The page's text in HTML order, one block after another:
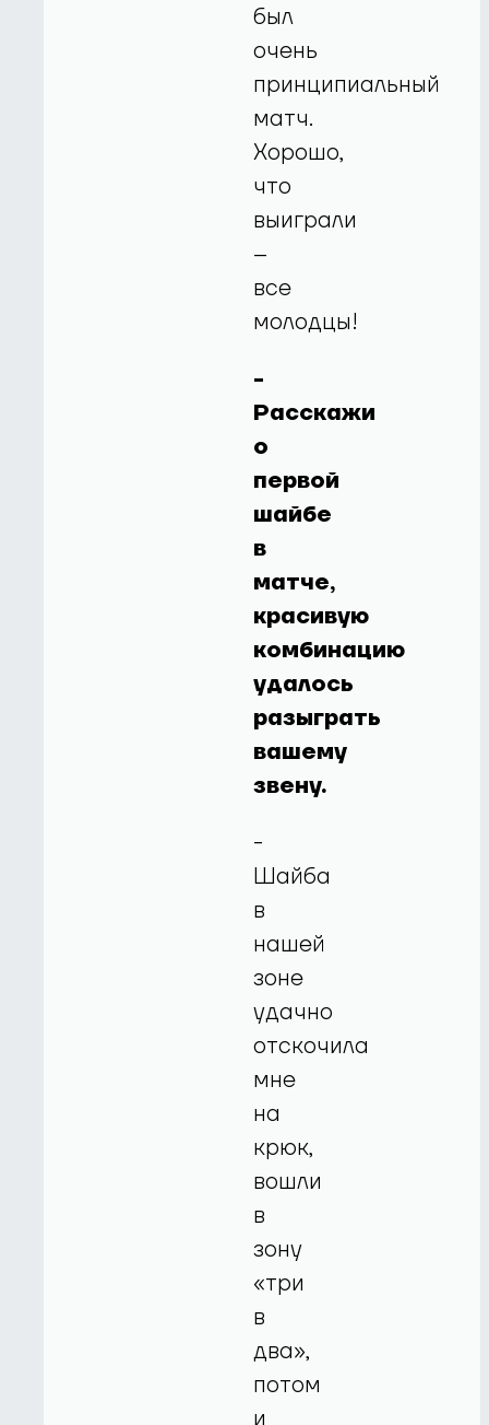
был
очень
принципиальный
матч.
Хорошо,
что
выиграли
–
все
молодцы!
-
Расскажи
о
первой
шайбе
в
матче,
красивую
комбинацию
удалось
разыграть
вашему
звену.
-
Шайба
в
нашей
зоне
удачно
отскочила
мне
на
крюк,
вошли
в
зону
«три
в
два»,
потом
и